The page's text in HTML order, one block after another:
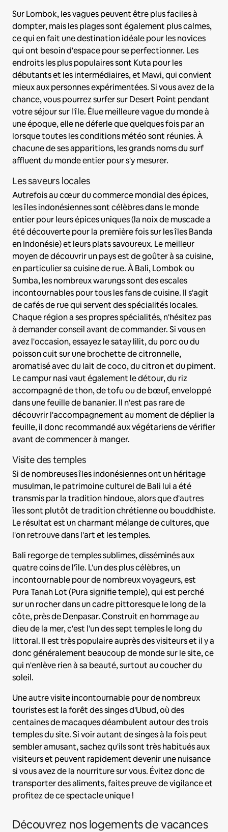
Sur Lombok, les vagues peuvent être plus faciles à
dompter, mais les plages sont également plus calmes,
ce qui en fait une destination idéale pour les novices
qui ont besoin d'espace pour se perfectionner. Les
endroits les plus populaires sont Kuta pour les
débutants et les intermédiaires, et Mawi, qui convient
mieux aux personnes expérimentées. Si vous avez de la
chance, vous pourrez surfer sur Desert Point pendant
votre séjour sur l'île. Élue meilleure vague du monde à
une époque, elle ne déferle que quelques fois par an
lorsque toutes les conditions météo sont réunies. À
chacune de ses apparitions, les grands noms du surf
affluent du monde entier pour s'y mesurer.
Les saveurs locales
Autrefois au cœur du commerce mondial des épices,
les îles indonésiennes sont célèbres dans le monde
entier pour leurs épices uniques (la noix de muscade a
été découverte pour la première fois sur les îles Banda
en Indonésie) et leurs plats savoureux. Le meilleur
moyen de découvrir un pays est de goûter à sa cuisine,
en particulier sa cuisine de rue. À Bali, Lombok ou
Sumba, les nombreux warungs sont des escales
incontournables pour tous les fans de cuisine. Il s'agit
de cafés de rue qui servent des spécialités locales.
Chaque région a ses propres spécialités, n'hésitez pas
à demander conseil avant de commander. Si vous en
avez l'occasion, essayez le satay lilit, du porc ou du
poisson cuit sur une brochette de citronnelle,
aromatisé avec du lait de coco, du citron et du piment.
Le campur nasi vaut également le détour, du riz
accompagné de thon, de tofu ou de bœuf, enveloppé
dans une feuille de bananier. Il n'est pas rare de
découvrir l'accompagnement au moment de déplier la
feuille, il donc recommandé aux végétariens de vérifier
avant de commencer à manger.
Visite des temples
Si de nombreuses îles indonésiennes ont un héritage
musulman, le patrimoine culturel de Bali lui a été
transmis par la tradition hindoue, alors que d'autres
îles sont plutôt de tradition chrétienne ou bouddhiste.
Le résultat est un charmant mélange de cultures, que
l'on retrouve dans l'art et les temples.
Bali regorge de temples sublimes, disséminés aux
quatre coins de l'île. L'un des plus célèbres, un
incontournable pour de nombreux voyageurs, est
Pura Tanah Lot (Pura signifie temple), qui est perché
sur un rocher dans un cadre pittoresque le long de la
côte, près de Denpasar. Construit en hommage au
dieu de la mer, c'est l'un des sept temples le long du
littoral. Il est très populaire auprès des visiteurs et il y a
donc généralement beaucoup de monde sur le site, ce
qui n'enlève rien à sa beauté, surtout au coucher du
soleil.
Une autre visite incontournable pour de nombreux
touristes est la forêt des singes d'Ubud, où des
centaines de macaques déambulent autour des trois
temples du site. Si voir autant de singes à la fois peut
sembler amusant, sachez qu'ils sont très habitués aux
visiteurs et peuvent rapidement devenir une nuisance
si vous avez de la nourriture sur vous. Évitez donc de
transporter des aliments, faites preuve de vigilance et
profitez de ce spectacle unique !
Découvrez nos logements de vacances